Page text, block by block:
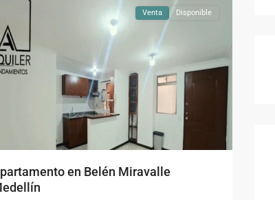
Venta Disponible
en Belén Miravalle